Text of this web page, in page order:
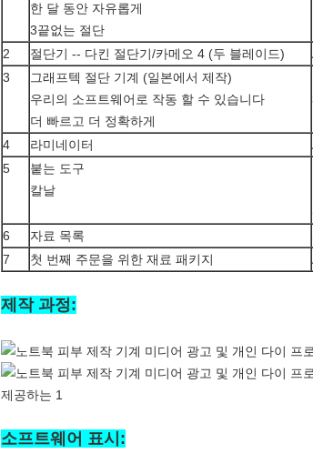
한 달 동안 자유롭게
3끝없는 절단
2 절단기 -- 다킨 절단기/카메오 4 (두 블레이드)
3
그래프텍 절단 기계 (일본에서 제작)
우리의 소프트웨어로 작동 할 수 있습니다
더 빠르고 더 정확하게
4 라미네이터
5
붙는 도구
칼날
6
자료 목록
7
첫 번째 주문을 위한 재료 패키지
제작 과정:
소프트웨어 표시: